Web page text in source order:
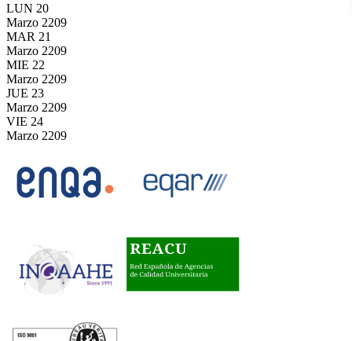
LUN 20
Marzo 2209
MAR 21
Marzo 2209
MIE 22
Marzo 2209
JUE 23
Marzo 2209
VIE 24
Marzo 2209